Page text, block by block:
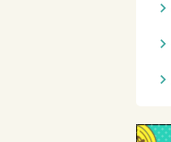
chevron_right
chevron_right
chevron_right